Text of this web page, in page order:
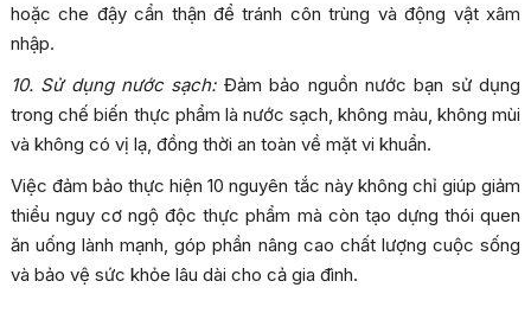
hoặc che đậy cẩn thận để tránh côn trùng và động vật xâm
nhập.
10. Sử dụng nước sạch:Đảm bảo nguồn nước bạn sử dụng
trong chế biến thực phẩm là nước sạch, không màu, không mùi
và không có vị lạ, đồng thời an toàn về mặt vi khuẩn.
Việc đảm bảo thực hiện 10 nguyên tắc này không chỉ giúp giảm
thiểu nguy cơ ngộ độc thực phẩm mà còn tạo dựng thói quen
ăn uống lành mạnh, góp phần nâng cao chất lượng cuộc sống
và bảo vệ sức khỏe lâu dài cho cả gia đình.